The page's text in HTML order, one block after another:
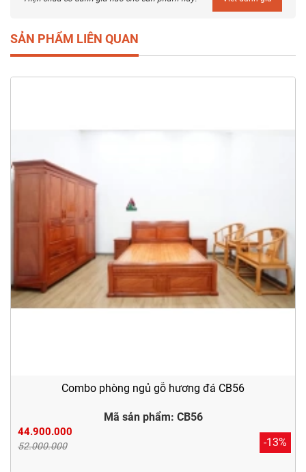
SẢN PHẨM LIÊN QUAN
Combo phòng ngủ gỗ hương đá CB56
Mã sản phẩm: CB56
44.900.000
52.000.000 -13%